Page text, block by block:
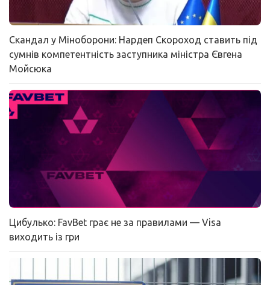
Скандал у Міноборони: Нардеп Скороход ставить під
сумнів компетентність заступника міністра Євгена
Мойсюка
Цибулько: FavBet грає не за правилами — Visa
виходить із гри